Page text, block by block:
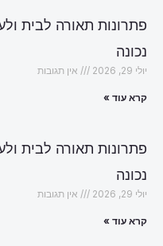
פתרונות תאורה לבית
נכונה
יולי 29, 2026 אין תגובות
קרא עוד »
פתרונות תאורה לבית
נכונה
יולי 29, 2026 אין תגובות
קרא עוד »